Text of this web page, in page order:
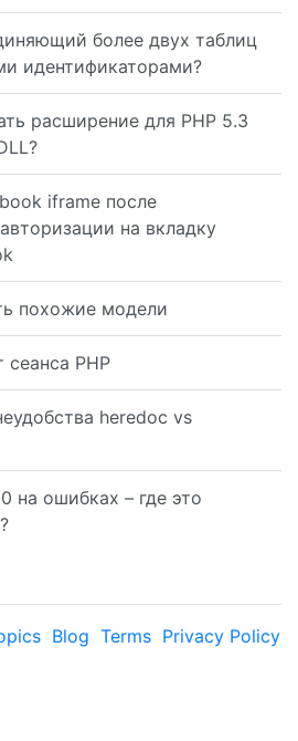
более двух таблиц
идентификаторами?
расширение для PHP 5.3
iframe после
на вкладку
похожие модели
сеанса PHP
heredoc vs
на ошибках – где это
Blog Terms Privacy Policy